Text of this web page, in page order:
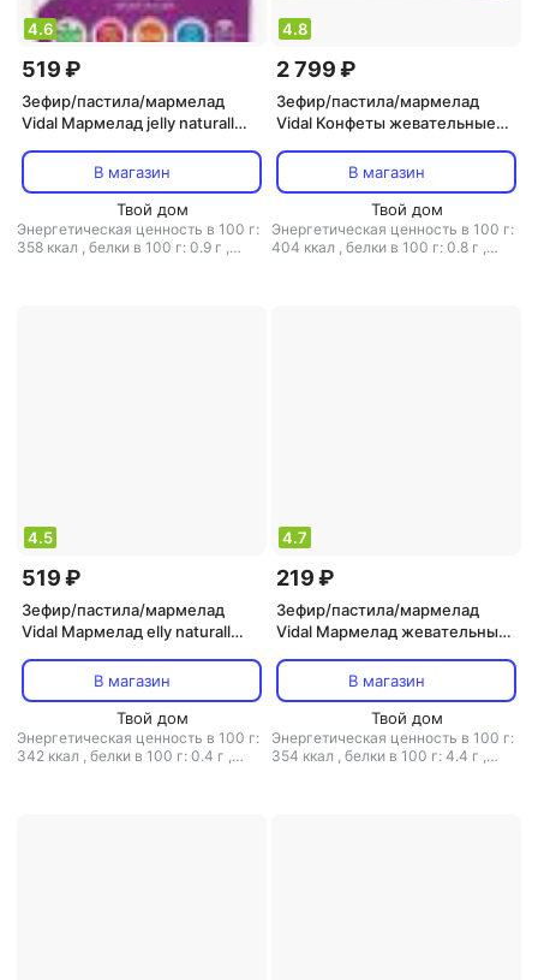
4.6
519 ₽
Зефир/пастила/мармелад
Vidal Мармелад jelly naturall
В магазин
Твой дом
Энергетическая ценность в 100 г:
358 ккал , белки в 100 г: 0.9 г ,
4.8
2 799 ₽
Зефир/пастила/мармелад
Vidal Конфеты жевательные
В магазин
Твой дом
Энергетическая ценность в 100 г:
404 ккал , белки в 100 г: 0.8 г ,
4.5
519 ₽
Зефир/пастила/мармелад
Vidal Мармелад elly naturall
В магазин
Твой дом
Энергетическая ценность в 100 г:
342 ккал , белки в 100 г: 0.4 г ,
4.7
219 ₽
Зефир/пастила/мармелад
Vidal Мармелад жевательный
В магазин
Твой дом
Энергетическая ценность в 100 г:
354 ккал , белки в 100 г: 4.4 г ,